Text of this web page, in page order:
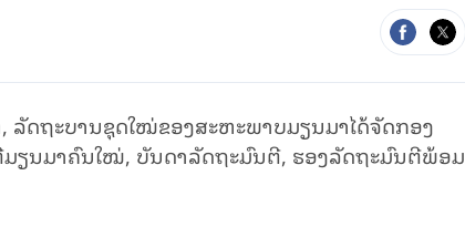
ດຖະບານຊຸດໃໝ່ຂອງສະຫະພາບມຽນມາໄດ້ຈັດກອງ
ຽນມາຄົນໃໝ່, ບັນດາລັດຖະມົນຕີ, ຮອງລັດຖະມົນຕີພ້ອມ